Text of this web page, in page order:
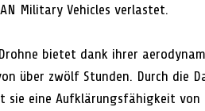
Military Vehicles verlastet.
bietet dank ihrer
über zwölf Stunden. Durch die
sie eine Aufklärungsfähigkeit